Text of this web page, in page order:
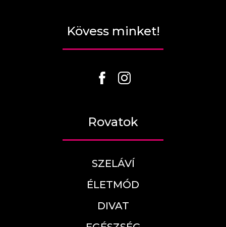
Kövess minket!
Rovatok
SZELÁVÍ
ÉLETMÓD
DIVAT